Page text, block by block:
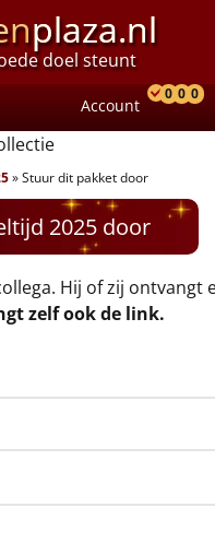
plaza.nl
doel steunt
Account
0 0 0
»Stuur dit pakket door
2025 door
Hij of zij ontvangt
zelf ook de link.